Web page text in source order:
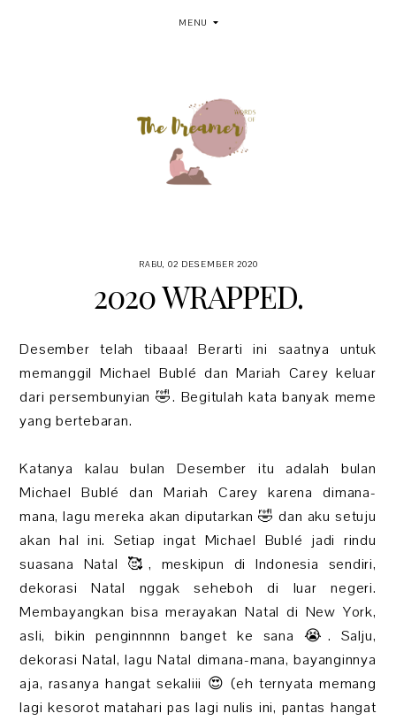
MENU
RABU, 02 DESEMBER 2020
2020 WRAPPED.
Desember telah tibaaa! Berarti ini saatnya untuk
memanggil Michael Bublé dan Mariah Carey keluar
dari persembunyian 🤣. Begitulah kata banyak meme
yang bertebaran.
Katanya kalau bulan Desember itu adalah bulan
Michael Bublé dan Mariah Carey karena dimana-
mana, lagu mereka akan diputarkan 🤣 dan aku setuju
akan hal ini. Setiap ingat Michael Bublé jadi rindu
suasana Natal 🥰, meskipun di Indonesia sendiri,
dekorasi Natal nggak seheboh di luar negeri.
Membayangkan bisa merayakan Natal di New York,
asli, bikin penginnnnn banget ke sana 😭. Salju,
dekorasi Natal, lagu Natal dimana-mana, bayanginnya
aja, rasanya hangat sekaliii 😍 (eh ternyata memang
lagi kesorot matahari pas lagi nulis ini, pantas hangat